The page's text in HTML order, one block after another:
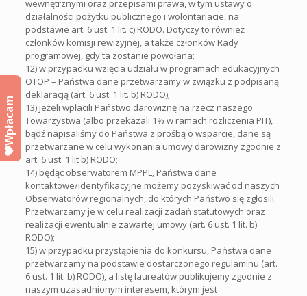
wewnętrznymi oraz przepisami prawa, w tym ustawy o
działalności pożytku publicznego i wolontariacie, na
podstawie art. 6 ust. 1 lit. c) RODO. Dotyczy to również
członków komisji rewizyjnej, a także członków Rady
programowej, gdy ta zostanie powołana;
12) w przypadku wzięcia udziału w programach edukacyjnych
OTOP – Państwa dane przetwarzamy w związku z podpisaną
deklaracją (art. 6 ust. 1 lit. b) RODO);
13) jeżeli wpłacili Państwo darowiznę na rzecz naszego
Towarzystwa (albo przekazali 1% w ramach rozliczenia PIT),
bądź napisaliśmy do Państwa z prośbą o wsparcie, dane są
przetwarzane w celu wykonania umowy darowizny zgodnie z
art. 6 ust. 1 lit b) RODO;
14) będąc obserwatorem MPPL, Państwa dane
kontaktowe/identyfikacyjne możemy pozyskiwać od naszych
Obserwatorów regionalnych, do których Państwo się zgłosili.
Przetwarzamy je w celu realizacji zadań statutowych oraz
realizacji ewentualnie zawartej umowy (art. 6 ust. 1 lit. b)
RODO);
15) w przypadku przystąpienia do konkursu, Państwa dane
przetwarzamy na podstawie dostarczonego regulaminu (art.
6 ust. 1 lit. b) RODO), a listę laureatów publikujemy zgodnie z
naszym uzasadnionym interesem, którym jest
Wpłacam